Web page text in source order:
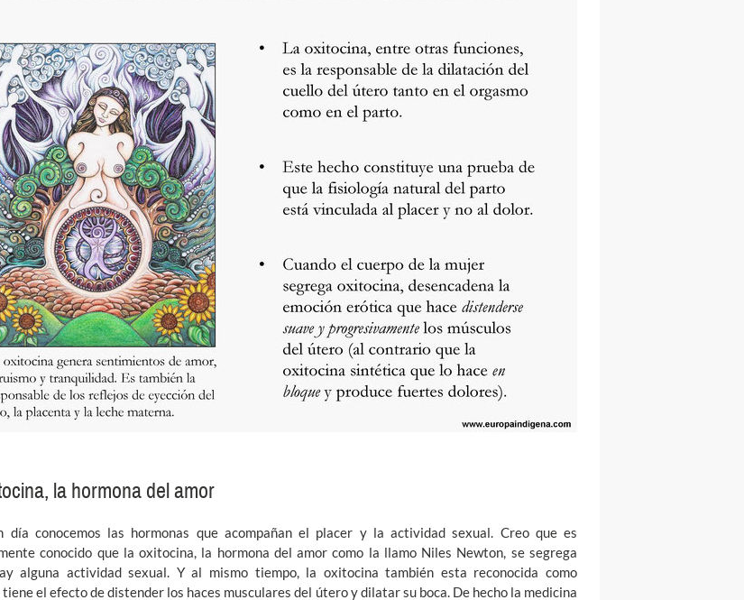
la hormona del amor
día conocemos las hormonas que acompañan el placer y la actividad sexual. Creo que es
conocido que la oxitocina, la hormona del amor como la llamo Niles Newton, se segrega
alguna actividad sexual. Y al mismo tiempo, la oxitocina también esta reconocida como
el efecto de distender los haces musculares del útero y dilatar su boca. De hecho la medicina